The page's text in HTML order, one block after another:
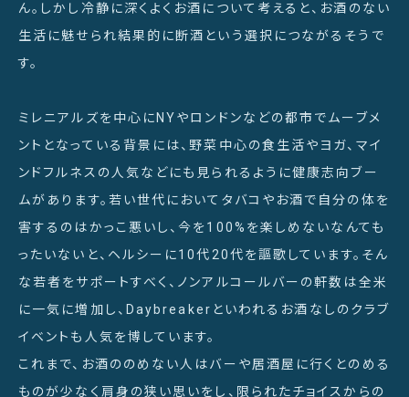
ん。しかし冷静に深くよくお酒について考えると、お酒のない
生活に魅せられ結果的に断酒という選択につながるそうで
す。
ミレニアルズを中心にNYやロンドンなどの都市でムーブメ
ントとなっている背景には、野菜中心の食生活やヨガ、マイ
ンドフルネスの人気などにも見られるように健康志向ブー
ムがあります。若い世代においてタバコやお酒で自分の体を
害するのはかっこ悪いし、今を100%を楽しめないなんても
ったいないと、ヘルシーに10代20代を謳歌しています。そん
な若者をサポートすべく、ノンアルコールバーの軒数は全米
に一気に増加し、Daybreakerといわれるお酒なしのクラブ
イベントも人気を博しています。
これまで、お酒ののめない人はバーや居酒屋に行くとのめる
ものが少なく肩身の狭い思いをし、限られたチョイスからの